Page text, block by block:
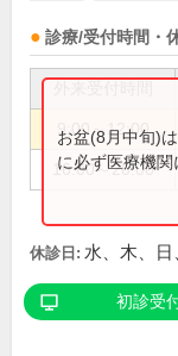
診療/受付時間・
9:00～12:00
16:00～20:00
お盆(8月中旬)
に必ず医療機関
休診日: 水、木、日
初診受